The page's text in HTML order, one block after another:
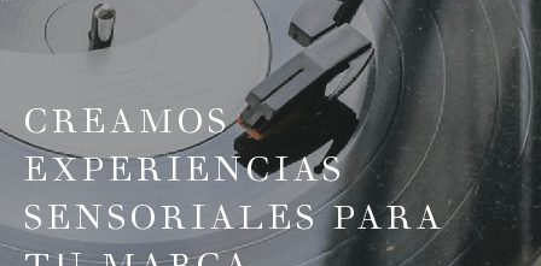
CREAMOS
EXPERIENCIAS
SENSORIALES PARA